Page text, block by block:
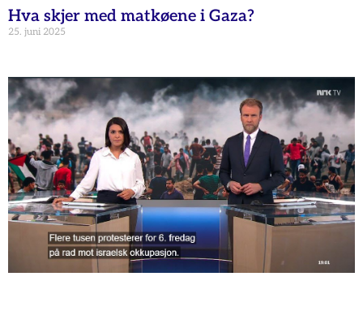
Hva skjer med matkøene i Gaza?
25. juni 2025